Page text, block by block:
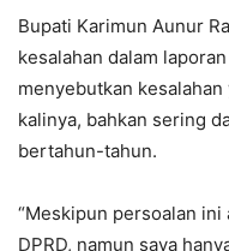
Bupati Karimun Aunur
kesalahan dalam
menyebutkan
kalinya, bahkan sering
bertahun-tahun.
“Meskipun persoalan
DPRD, namun saya